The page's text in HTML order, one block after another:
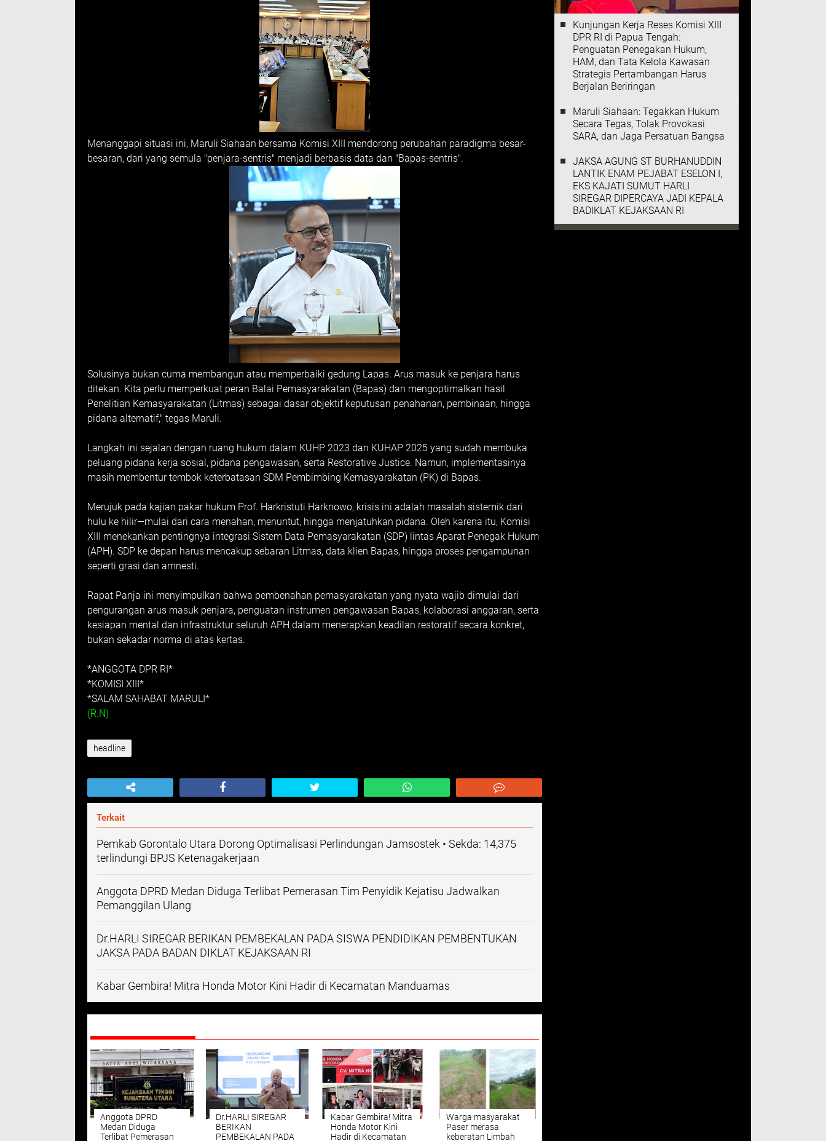
Menanggapi situasi ini, Maruli Siahaan bersama Komisi XIII mendorong perubahan paradigma besar-
besaran, dari yang semula "penjara-sentris" menjadi berbasis data dan "Bapas-sentris".
Solusinya bukan cuma membangun atau memperbaiki gedung Lapas. Arus masuk ke penjara harus
ditekan. Kita perlu memperkuat peran Balai Pemasyarakatan (Bapas) dan mengoptimalkan hasil
Penelitian Kemasyarakatan (Litmas) sebagai dasar objektif keputusan penahanan, pembinaan, hingga
pidana alternatif," tegas Maruli.
Langkah ini sejalan dengan ruang hukum dalam KUHP 2023 dan KUHAP 2025 yang sudah membuka
peluang pidana kerja sosial, pidana pengawasan, serta Restorative Justice. Namun, implementasinya
masih membentur tembok keterbatasan SDM Pembimbing Kemasyarakatan (PK) di Bapas.
Merujuk pada kajian pakar hukum Prof. Harkristuti Harknowo, krisis ini adalah masalah sistemik dari
hulu ke hilir—mulai dari cara menahan, menuntut, hingga menjatuhkan pidana. Oleh karena itu, Komisi
XIII menekankan pentingnya integrasi Sistem Data Pemasyarakatan (SDP) lintas Aparat Penegak Hukum
(APH). SDP ke depan harus mencakup sebaran Litmas, data klien Bapas, hingga proses pengampunan
seperti grasi dan amnesti.
Rapat Panja ini menyimpulkan bahwa pembenahan pemasyarakatan yang nyata wajib dimulai dari
pengurangan arus masuk penjara, penguatan instrumen pengawasan Bapas, kolaborasi anggaran, serta
kesiapan mental dan infrastruktur seluruh APH dalam menerapkan keadilan restoratif secara konkret,
bukan sekadar norma di atas kertas.
*ANGGOTA DPR RI*
*KOMISI XIII*
*SALAM SAHABAT MARULI*
(R.N)
headline
Terkait
Pemkab Gorontalo Utara Dorong Optimalisasi Perlindungan Jamsostek • Sekda: 14,375
terlindungi BPJS Ketenagakerjaan
Anggota DPRD Medan Diduga Terlibat Pemerasan Tim Penyidik Kejatisu Jadwalkan
Pemanggilan Ulang
Dr.HARLI SIREGAR BERIKAN PEMBEKALAN PADA SISWA PENDIDIKAN PEMBENTUKAN
JAKSA PADA BADAN DIKLAT KEJAKSAAN RI
Kabar Gembira! Mitra Honda Motor Kini Hadir di Kecamatan Manduamas
Anggota DPRD
Medan Diduga
Terlibat Pemerasan
Dr.HARLI SIREGAR
BERIKAN
PEMBEKALAN PADA
Kabar Gembira! Mitra
Honda Motor Kini
Hadir di Kecamatan
Warga masyarakat
Paser merasa
keberatan Limbah
Kunjungan Kerja Reses Komisi XIII
DPR RI di Papua Tengah:
Penguatan Penegakan Hukum,
HAM, dan Tata Kelola Kawasan
Strategis Pertambangan Harus
Berjalan Beriringan
Maruli Siahaan: Tegakkan Hukum
Secara Tegas, Tolak Provokasi
SARA, dan Jaga Persatuan Bangsa
JAKSA AGUNG ST BURHANUDDIN
LANTIK ENAM PEJABAT ESELON I,
EKS KAJATI SUMUT HARLI
SIREGAR DIPERCAYA JADI KEPALA
BADIKLAT KEJAKSAAN RI